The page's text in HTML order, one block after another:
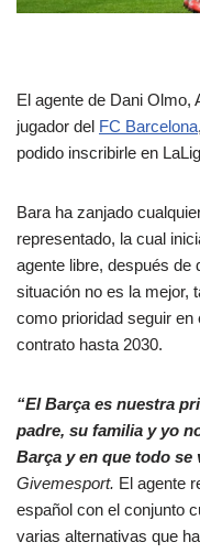
El agente de Dani Olmo,
jugador del FC Barcelona
podido inscribirle en
Bara ha zanjado
representado, la cual
agente libre, después de
situación no es la mejor,
como prioridad seguir en
contrato hasta 2030.
“El Barça es nuestra
padre, su familia y yo
Barça y en que todo se
Givemesport. El agente
español con el conjunto
varias alternativas que